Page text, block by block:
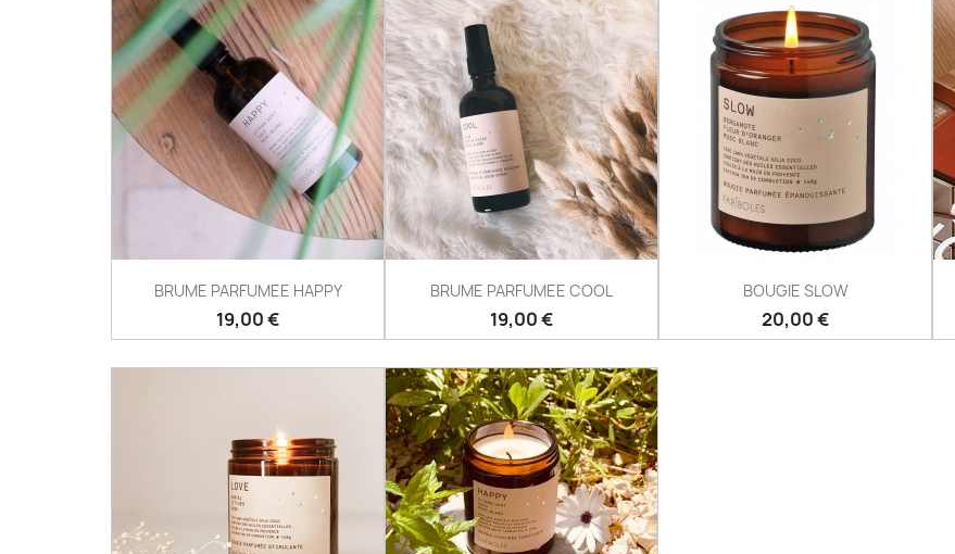
BRUME PARFUMEE HAPPY
Prix
19,00 €
BRUME PARFUMEE COOL
Prix
19,00 €
BOUGIE SLOW
Prix
20,00 €